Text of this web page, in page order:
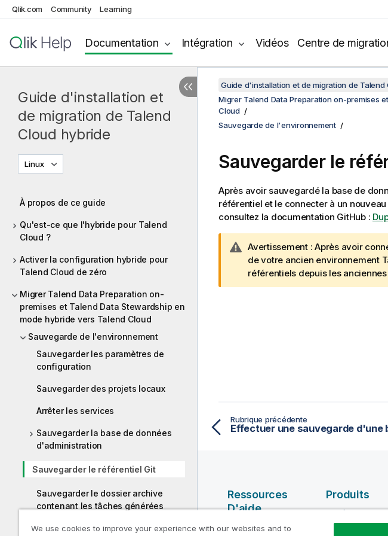
Qlik.com Community Learning
Documentation Intégration Vidéos Centre de
Guide d'installation et
de migration de Talend
Cloud hybride
Linux
À propos de ce guide
Qu'est-ce que l'hybride pour Talend
Cloud ?
Activer la configuration hybride pour
Talend Cloud de zéro
Migrer Talend Data Preparation on-
premises et Talend Data Stewardship en
mode hybride vers Talend Cloud
Sauvegarde de l'environnement
Sauvegarder les paramètres de
configuration
Sauvegarder des projets locaux
Arrêter les services
Sauvegarder la base de données
d'administration
Sauvegarder le référentiel Git
Sauvegarder le dossier archive
contenant les tâches générées
Télécharger les applications hybrides
Guide d'installation et de migration de Talend
Migrer Talend Data Preparation on-premises
Cloud
Sauvegarde de l'environnement
Sauvegarder le
Après avoir sauvegardé la base de
référentiel et le connecter à un
consultez la documentation GitHub :
N
o
t
e
o
n
Avertissement : Après avoir
de votre ancien environnement
référentiels depuis les
Rubrique précédente
Ressources
D'aide
Vidéos Qlik Help
Produits
QUALITÉ DE
We use cookies to improve your experience with our websites and to